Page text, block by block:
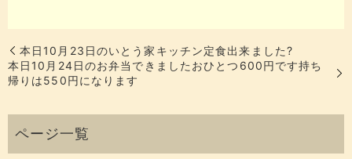
本日10月23日のいとう家キッチン定食出来ました?
本日10月24日のお弁当できましたおひとつ600円です持ち
帰りは550円になります